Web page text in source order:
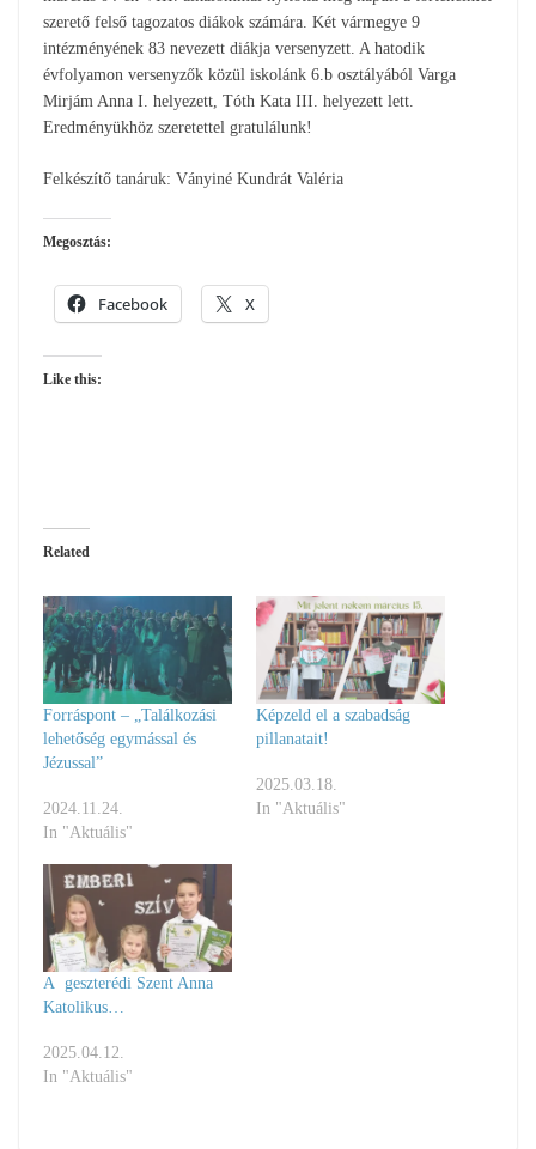
szerető felső tagozatos diákok számára. Két vármegye 9
intézményének 83 nevezett diákja versenyzett. A hatodik
évfolyamon versenyzők közül iskolánk 6.b osztályából Varga
Mirjám Anna I. helyezett, Tóth Kata III. helyezett lett.
Eredményükhöz szeretettel gratulálunk!
Felkészítő tanáruk: Ványiné Kundrát Valéria
Megosztás:
Facebook X
Like this:
Related
Forráspont – „Találkozási
lehetőség egymással és
Jézussal”
2024.11.24.
In "Aktuális"
Képzeld el a szabadság
pillanatait!
2025.03.18.
In "Aktuális"
A geszterédi Szent Anna
Katolikus…
2025.04.12.
In "Aktuális"